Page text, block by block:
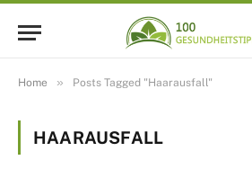
Home » Posts Tagged "Haarausfall"
HAARAUSFALL